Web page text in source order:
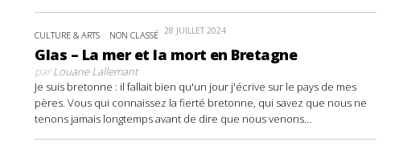
CULTURE & ARTS NON CLASSÉ 28 JUILLET 2024
Glas – La mer et la mort en Bretagne
parLouane Lallemant
Je suis bretonne : il fallait bien qu'un jour j'écrive sur le pays de mes
pères. Vous qui connaissez la fierté bretonne, qui savez que nous ne
tenons jamais longtemps avant de dire que nous venons...